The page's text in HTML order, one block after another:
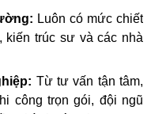
Luôn có mức chiết
kiến trúc sư và các nhà
Từ tư vấn tận tâm,
công trọn gói, đội ngũ